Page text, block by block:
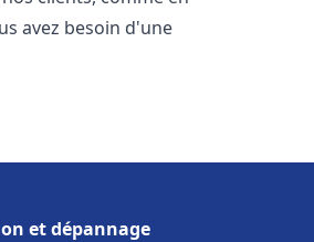
avez besoin d'une
et dépannage